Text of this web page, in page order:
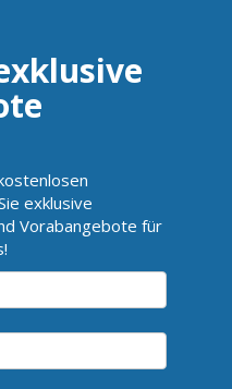
exklusive
Vorabangebote für